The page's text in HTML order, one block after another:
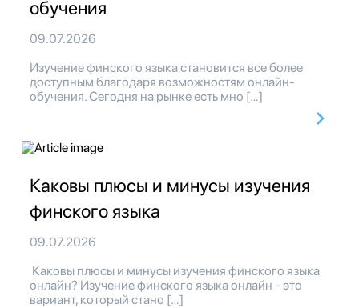
обучения
09.07.2026
Изучение финского языка становится все более
доступным благодаря возможностям онлайн-
обучения. Сегодня на рынке есть мно […]
Каковы плюсы и минусы изучения
финского языка
09.07.2026
Каковы плюсы и минусы изучения финского языка
онлайн? Изучение финского языка онлайн - это
вариант, который стано […]